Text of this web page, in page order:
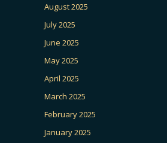
August 2025
July 2025
June 2025
May 2025
April 2025
March 2025
February 2025
January 2025